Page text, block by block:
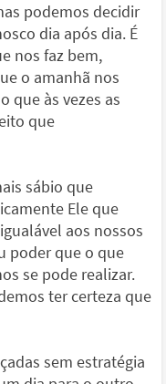
podemos decidir
dia após dia. É
nos faz bem,
o amanhã nos
que às vezes as
que
sábio que
Ele que
aos nossos
poder que o que
se pode realizar.
ter certeza que
sem estratégia